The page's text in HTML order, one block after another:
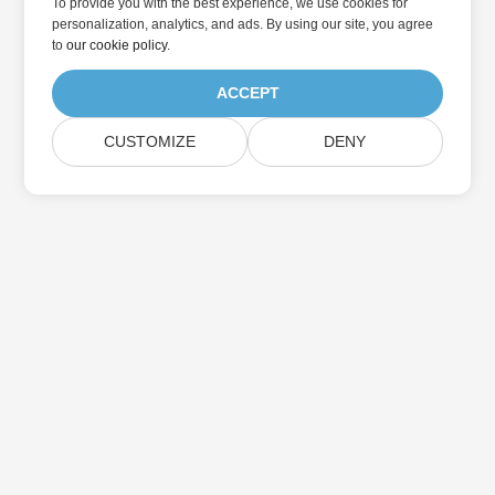
To provide you with the best experience, we use cookies for
personalization, analytics, and ads. By using our site, you agree
toour cookie policy.
ACCEPT
CUSTOMIZE DENY